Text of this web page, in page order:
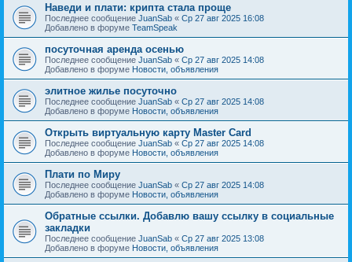
Наведи и плати: крипта стала проще
Последнее сообщение JuanSab « Ср 27 авг 2025 16:08
Добавлено в форуме TeamSpeak
посуточная аренда осенью
Последнее сообщение JuanSab « Ср 27 авг 2025 14:08
Добавлено в форуме Новости, объявления
элитное жилье посуточно
Последнее сообщение JuanSab « Ср 27 авг 2025 14:08
Добавлено в форуме Новости, объявления
Открыть виртуальную карту Master Card
Последнее сообщение JuanSab « Ср 27 авг 2025 14:08
Добавлено в форуме Новости, объявления
Плати по Миру
Последнее сообщение JuanSab « Ср 27 авг 2025 14:08
Добавлено в форуме Новости, объявления
Обратные ссылки. Добавлю вашу ссылку в социальные
закладки
Последнее сообщение JuanSab « Ср 27 авг 2025 13:08
Добавлено в форуме Новости, объявления